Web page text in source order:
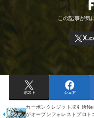
ポスト シェア
カーボンクレジット取引所
がオープンフォレストプロト